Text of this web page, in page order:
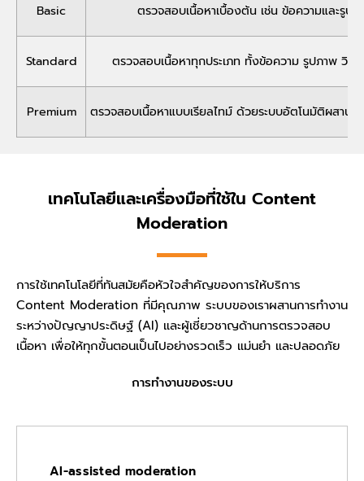
Basic ตรวจสอบเนื้อหาเบื้องต้น เช่น ข้อความและรูปภ
Standard ตรวจสอบเนื้อหาทุกประเภท ทั้งข้อความ รูปภาพ วิดี
Premium ตรวจสอบเนื้อหาแบบเรียลไทม์ ด้วยระบบอัตโนมัติผสานที
เทคโนโลยีและเครื่องมือที่ใช้ใน Content
Moderation
การใช้เทคโนโลยีที่ทันสมัยคือหัวใจสำคัญของการให้บริการ
Content Moderation ที่มีคุณภาพ ระบบของเราผสานการทำงาน
ระหว่างปัญญาประดิษฐ์ (AI) และผู้เชี่ยวชาญด้านการตรวจสอบ
เนื้อหา เพื่อให้ทุกขั้นตอนเป็นไปอย่างรวดเร็ว แม่นยำ และปลอดภัย
การทำงานของระบบ
AI-assisted moderation